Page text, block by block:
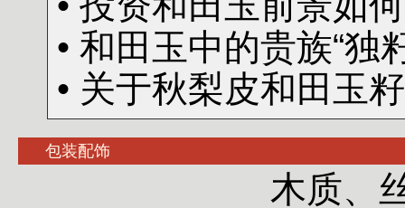
• 和田玉中的贵族“独
• 关于秋梨皮和田玉
包装配饰
木质、